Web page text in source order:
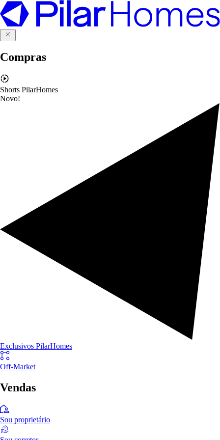
Compras
Shorts PilarHomes
Novo!
Exclusivos PilarHomes
Off-Market
Vendas
Sou proprietário